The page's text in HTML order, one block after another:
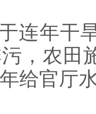
连年干
，农田
给官厅